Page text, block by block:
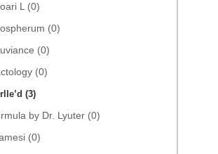
L (0)
(0)
(0)
(0)
(3)
by Dr. Lyuter (0)
(0)